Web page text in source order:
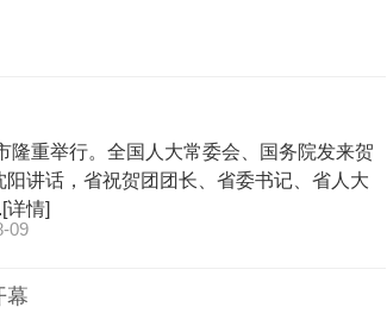
重举行。全国人大常委会、国务院发来贺
讲话，省祝贺团团长、省委书记、省人大
详情]
09
幕